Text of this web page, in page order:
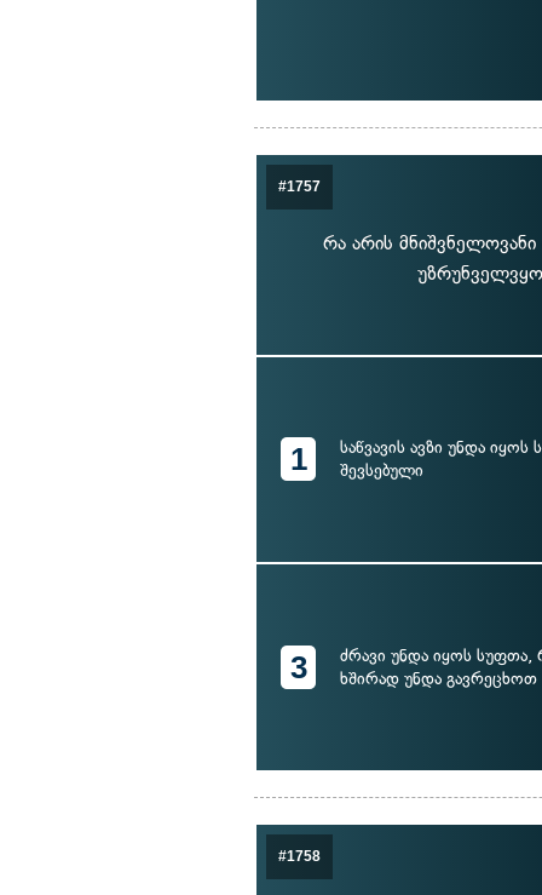
#1757
რა არის
1
საწვავის ავზი უნდა
შევსებული
3
ძრავი უნდა იყოს სუფთა,
ხშირად უნდა გავრეცხოთ
#1758